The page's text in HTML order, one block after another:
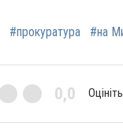
#прокуратура #на
0,0